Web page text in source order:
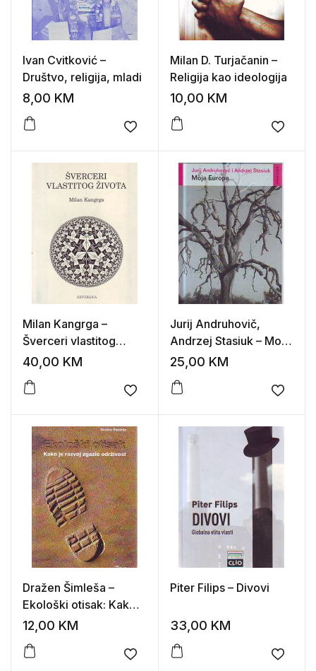
Ivan Cvitković –
Društvo, religija, mladi
8,00 KM
Add to wishlist
Milan D. Turjačanin –
Religija kao ideologija
10,00 KM
Add
Milan Kangrga –
Šverceri vlastitog
života
40,00 KM
Add to wishlist
Jurij Andruhovič,
Andrzej Stasiuk – Moja
Europa
25,00 KM
Add
Dražen Šimleša –
Ekološki otisak: Kako
je razvoj zgazio
12,00 KM
Add to wishlist
Piter Filips – Divovi
33,00 KM
Add